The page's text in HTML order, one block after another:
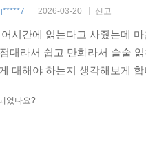
j*****7 2026-03-20 신고
시간에 읽는다고 사줬는데
대라서 쉽고 만화라서 술술
대해야 하는지 생각해보게
었나요?